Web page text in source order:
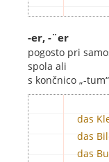
-er, -¨er
pogosto pri
spola ali
s končnico „-tum“
das
das
das